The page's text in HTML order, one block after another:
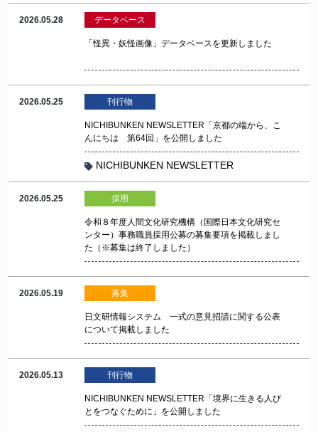
2026.05.28 データベース
「怪異・妖怪画像」データベースを更新しました
2026.05.25 刊行物
NICHIBUNKEN NEWSLETTER「京都の端から、こ
んにちは 第64回」を公開しました
NICHIBUNKEN NEWSLETTER
2026.05.25 採用
令和８年度人間文化研究機構（国際日本文化研究セ
ンター）事務職員採用公募の募集要項を掲載しまし
た（※募集は終了しました）
2026.05.19 募集
日文研情報システム 一式の意見招請に関する公表
について掲載しました
2026.05.13 刊行物
NICHIBUNKEN NEWSLETTER「境界に生きる人び
とをつなぐために」を公開しました